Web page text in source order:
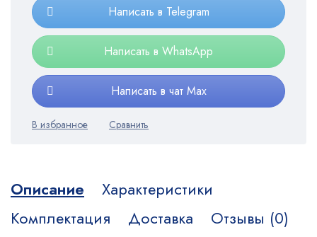
Написать в Telegram
Написать в WhatsApp
Написать в чат Max
Описание
Характеристики
Комплектация
Доставка Отзывы (0)